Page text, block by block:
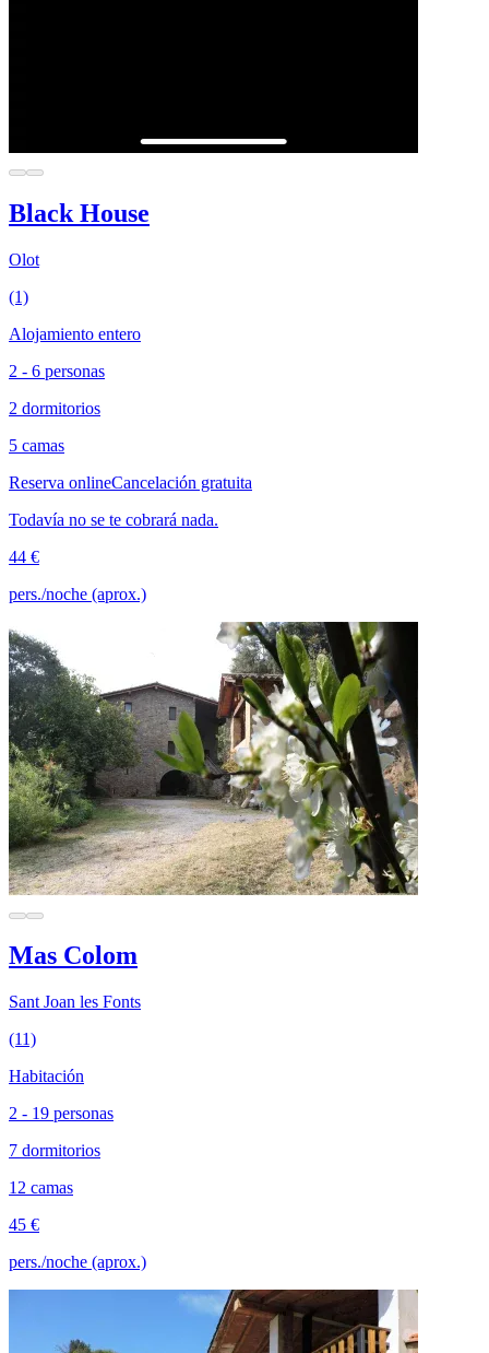
Black House
Olot
(1)
Alojamiento entero
2 - 6 personas
2 dormitorios
5 camas
Reserva onlineCancelación gratuita
Todavía no se te cobrará nada.
44 €
pers./noche (aprox.)
Mas Colom
Sant Joan les Fonts
(11)
Habitación
2 - 19 personas
7 dormitorios
12 camas
45 €
pers./noche (aprox.)